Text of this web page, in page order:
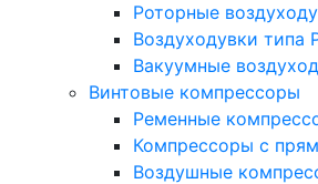
Роторные
Воздуходувки типа
Вакуумные
Винтовые компрессоры
Ременные
Компрессоры с
Воздушные